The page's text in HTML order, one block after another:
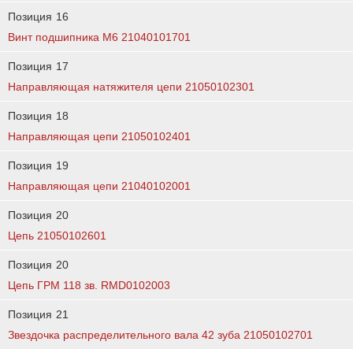
Позиция 16
Винт подшипника М6 21040101701
Позиция 17
Направляющая натяжителя цепи 21050102301
Позиция 18
Направляющая цепи 21050102401
Позиция 19
Направляющая цепи 21040102001
Позиция 20
Цепь 21050102601
Позиция 20
Цепь ГРМ 118 зв. RMD0102003
Позиция 21
Звездочка распределительного вала 42 зуба 21050102701